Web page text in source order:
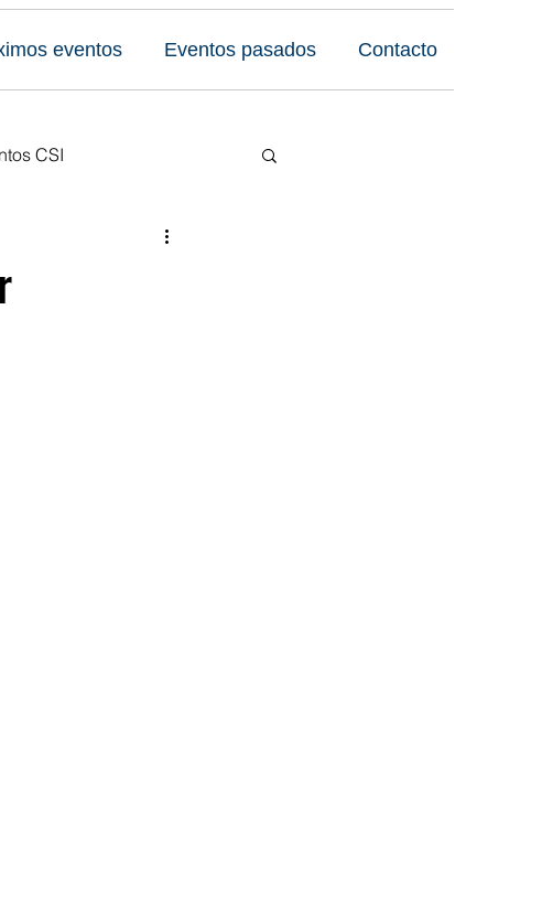
eventos Eventos pasados Contacto
CSI